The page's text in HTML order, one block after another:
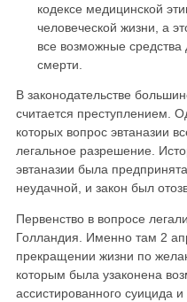
кодексе медицинской
человеческой жизни, а
все возможные
смерти.
В законодательстве
считается преступлением.
которых вопрос эвтаназии
легальное разрешение.
эвтаназии была
неудачной, и закон был
Первенство в вопросе
Голландия. Именно там 2
прекращении жизни по
которым была узаконена
ассистированного суицида и